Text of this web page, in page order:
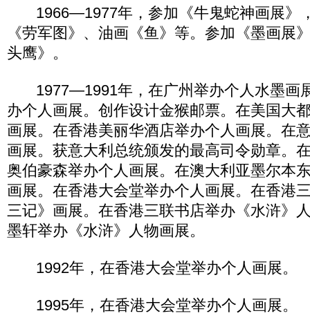
1966—1977年，参加《牛鬼蛇神画展》
《劳军图》、油画《鱼》等。参加《墨画展
头鹰》。
1977—1991年，在广州举办个人水墨画
办个人画展。创作设计金猴邮票。在美国大
画展。在香港美丽华酒店举办个人画展。在
画展。获意大利总统颁发的最高司令勋章。
奥伯豪森举办个人画展。在澳大利亚墨尔本
画展。在香港大会堂举办个人画展。在香港
三记》画展。在香港三联书店举办《水浒》
墨轩举办《水浒》人物画展。
1992年，在香港大会堂举办个人画展。
1995年，在香港大会堂举办个人画展。